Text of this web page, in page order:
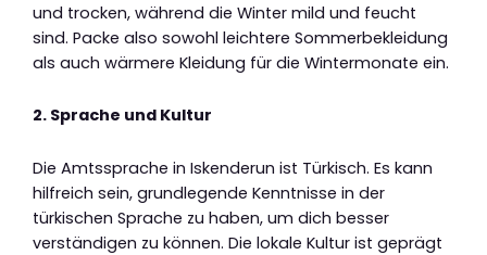
und trocken, während die Winter mild und feucht
sind. Packe also sowohl leichtere Sommerbekleidung
als auch wärmere Kleidung für die Wintermonate ein.
2. Sprache und Kultur
Die Amtssprache in Iskenderun ist Türkisch. Es kann
hilfreich sein, grundlegende Kenntnisse in der
türkischen Sprache zu haben, um dich besser
verständigen zu können. Die lokale Kultur ist geprägt